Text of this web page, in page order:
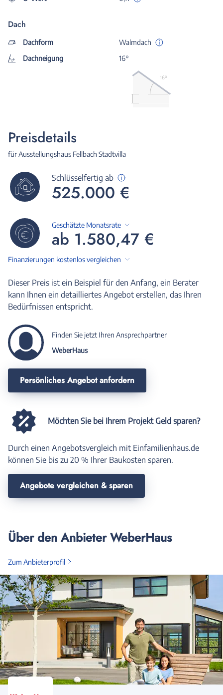
Dach
Dachform
Walmdach
Dachneigung
16°
16º
Preisdetails
für Ausstellungshaus Fellbach Stadtvilla
Schlüsselfertig ab
525.000 €
Geschätzte Monatsrate
ab 1.580,47 €
Finanzierungen kostenlos vergleichen
Dieser Preis ist ein Beispiel für den Anfang, ein Berater
kann Ihnen ein detailliertes Angebot erstellen, das Ihren
Bedürfnissen entspricht.
Finden Sie jetzt Ihren Ansprechpartner
WeberHaus
Persönliches Angebot anfordern
Möchten Sie bei Ihrem Projekt Geld sparen?
Durch einen Angebotsvergleich mit Einfamilienhaus.de
können Sie bis zu 20 % Ihrer Baukosten sparen.
Angebote vergleichen & sparen
Über den Anbieter WeberHaus
Zum Anbieterprofil